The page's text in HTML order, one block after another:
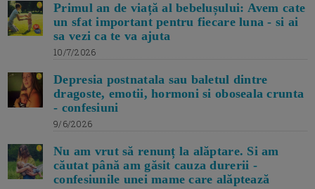
Primul an de viață al bebelușului: Avem cate
un sfat important pentru fiecare luna - si ai
sa vezi ca te va ajuta
10/7/2026
Depresia postnatala sau baletul dintre
dragoste, emotii, hormoni si oboseala crunta
- confesiuni
9/6/2026
Nu am vrut să renunț la alăptare. Si am
căutat până am găsit cauza durerii -
confesiunile unei mame care alăptează